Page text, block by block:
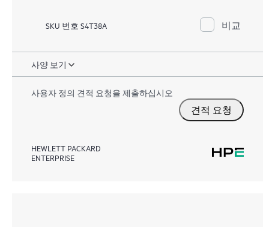
SKU 번호 S4T38A 비교
사양 보기
사용자 정의 견적 요청을 제출하십시오
견적 요청
HEWLETT PACKARD
ENTERPRISE